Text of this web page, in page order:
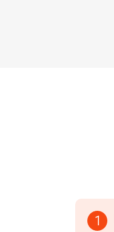
1